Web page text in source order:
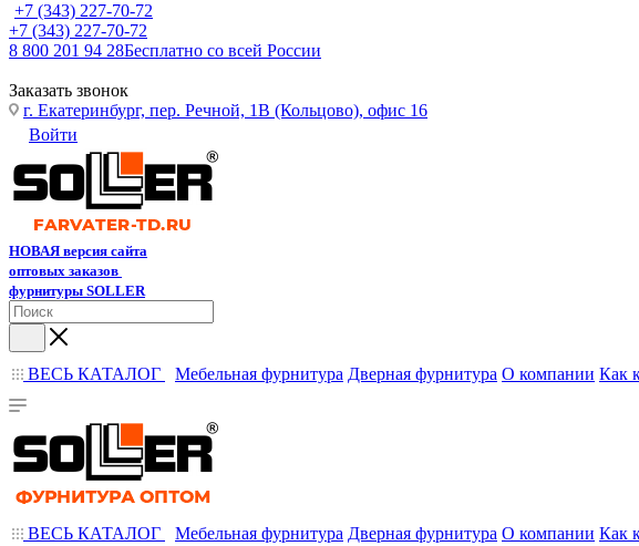
+7 (343) 227-70-72
+7 (343) 227-70-72
8 800 201 94 28Бесплатно со всей России
Заказать звонок
г. Екатеринбург, пер. Речной, 1В (Кольцово), офис 16
Войти
НОВАЯ версия сайта
оптовых заказов
фурнитуры SOLLER
ВЕСЬ КАТАЛОГ Мебельная фурнитура Дверная фурнитура О компании Как
ВЕСЬ КАТАЛОГ Мебельная фурнитура Дверная фурнитура О компании Как